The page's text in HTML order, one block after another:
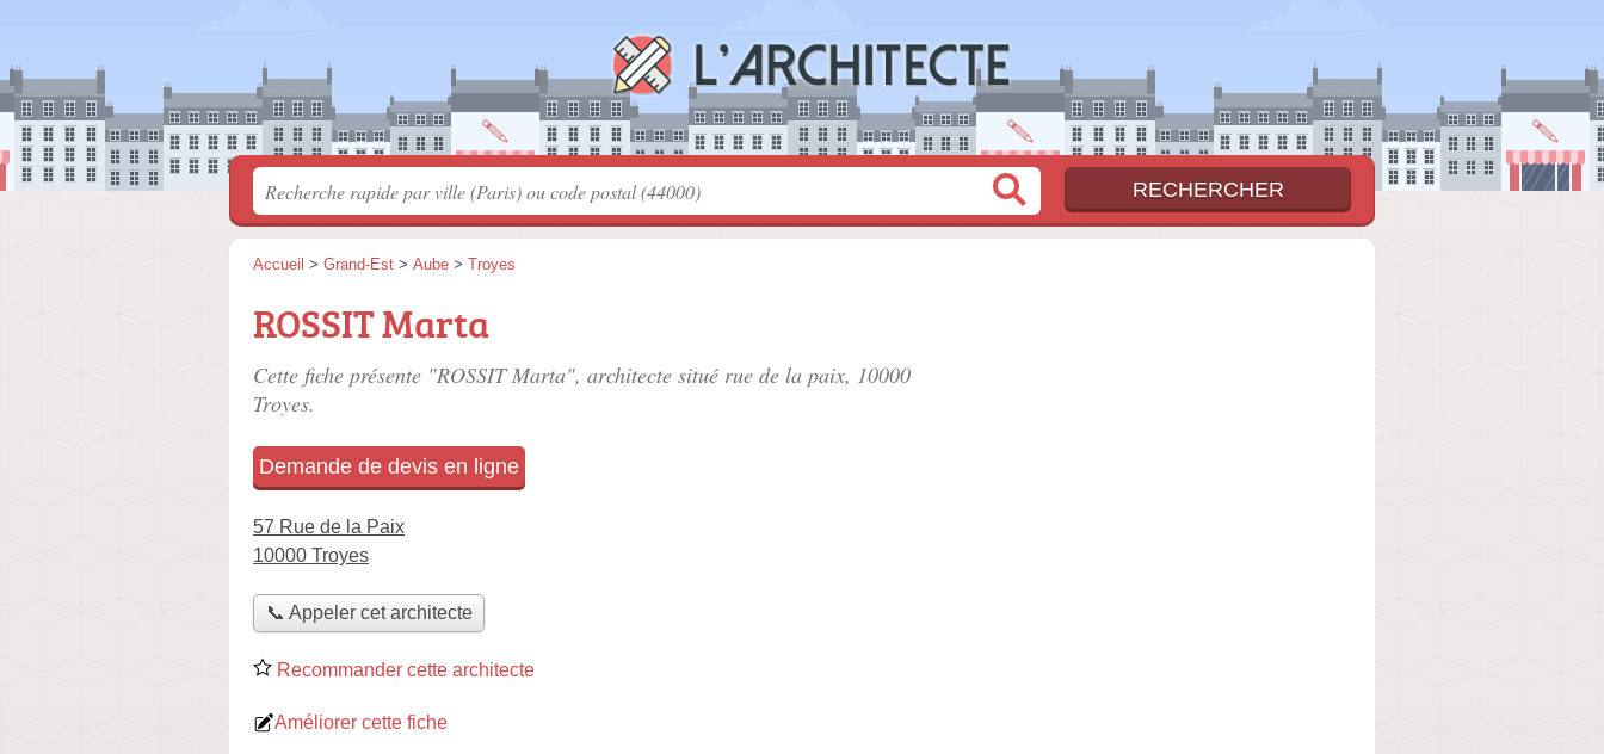
Accueil > Grand-Est > Aube > Troyes
ROSSIT Marta
Cette fiche présente "ROSSIT Marta", architecte situé rue de la paix, 10000
Troyes.
Demande de devis en ligne
57 Rue de la Paix
10000 Troyes
📞 Appeler cet architecte
Recommander cette architecte
Améliorer cette fiche